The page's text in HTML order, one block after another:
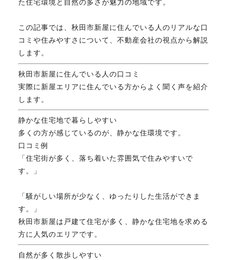
マスターのブログ
018-853-5780
開催日：平日9:30－17:30／
土曜10:00－15:00（要予約）
た住宅環境と自然の多さが魅力の地域です。
この記事では、秋田市新屋に住んでいる人のリアルな口
コミや住みやすさについて、不動産会社の視点から解説
します。
秋田市新屋に住んでいる人の口コミ
実際に新屋エリアに住んでいる方からよく聞く声を紹介
します。
静かな住宅地で暮らしやすい
多くの方が感じているのが、静かな住環境です。
口コミ例
「住宅街が多く、落ち着いた雰囲気で住みやすいで
す。」
「騒がしい場所が少なく、ゆったりした生活ができま
す。」
秋田市新屋は戸建て住宅が多く、静かな住宅地を求める
方に人気のエリアです。
自然が多く散歩しやすい